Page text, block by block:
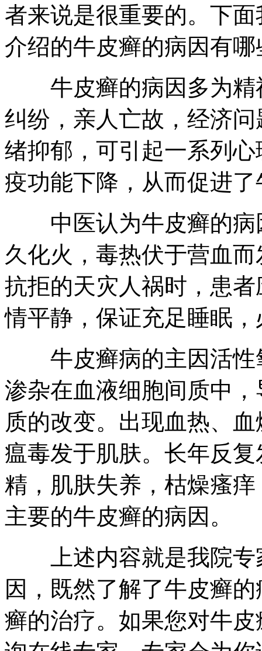
者来说是很重要的。下
介绍的牛皮癣的病因有哪
牛皮癣的病因多为精
纠纷，亲人亡故，经济
绪抑郁，可引起一系列
疫功能下降，从而促进
中医认为牛皮癣的病
久化火，毒热伏于营血
抗拒的天灾人祸时，患
情平静，保证充足睡眠
牛皮癣病的主因活性
渗杂在血液细胞间质中
质的改变。出现血热、
瘟毒发于肌肤。长年反
精，肌肤失养，枯燥瘙
主要的牛皮癣的病因。
上述内容就是我院专
因，既然了解了牛皮癣
癣的治疗。如果您对牛